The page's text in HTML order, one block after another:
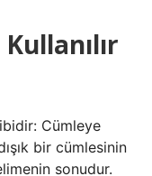
Cümleye
bir cümlesinin
sonudur.